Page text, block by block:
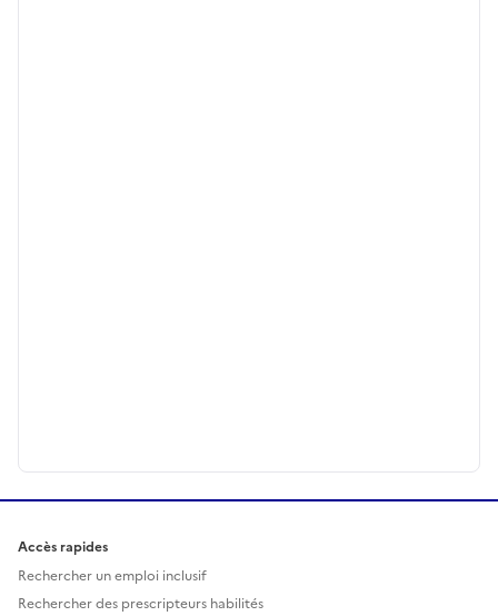
Accès rapides
Rechercher un emploi inclusif
Rechercher des prescripteurs habilités